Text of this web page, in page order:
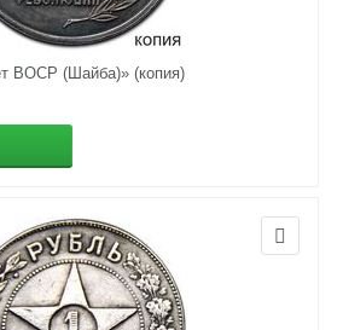
ВОСР (Шайба)» (копия)